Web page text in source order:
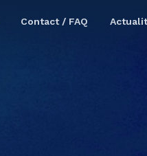
Contact / FAQ